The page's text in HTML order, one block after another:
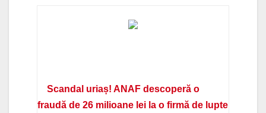
Scandal uriaș! ANAF descoperă o
fraudă de 26 milioane lei la o firmă de lupte